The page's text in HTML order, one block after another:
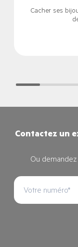
Cacher ses
Contactez un
Ou